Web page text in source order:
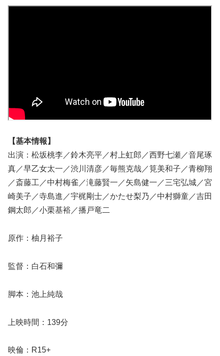
【基本情報】
出演：松坂桃李／鈴木亮平／村上虹郎／西野七瀬／音尾琢
真／早乙女太一／渋川清彦／毎熊克哉／筧美和子／青柳翔
／斎藤工／中村梅雀／滝藤賢一／矢島健一／三宅弘城／宮
崎美子／寺島進／宇梶剛士／かたせ梨乃／中村獅童／吉田
鋼太郎／小栗基裕／播戸竜二
原作：柚月裕子
監督：白石和彌
脚本：池上純哉
上映時間：139分
映倫：R15+